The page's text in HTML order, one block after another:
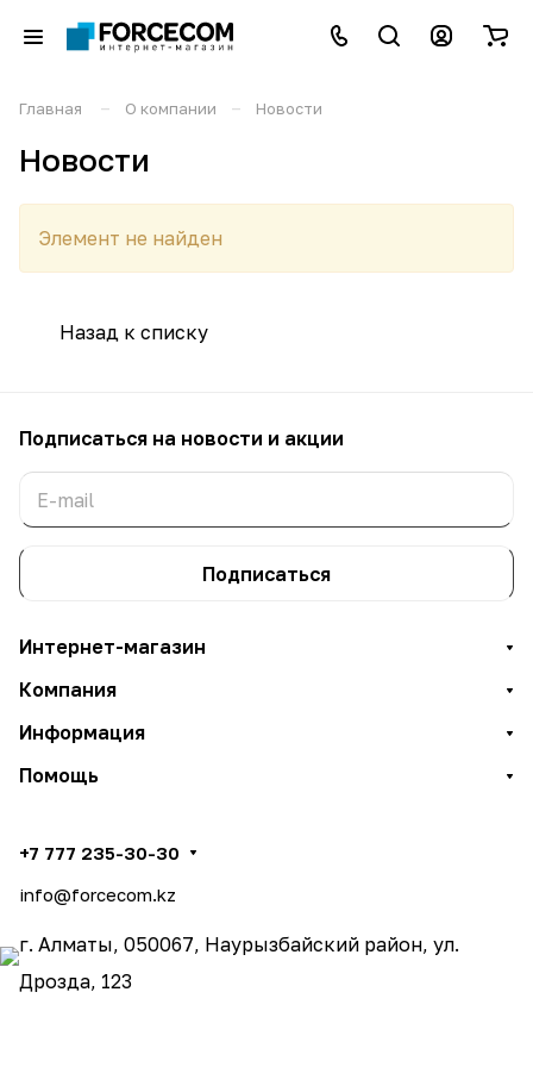
Главная – О компании – Новости
Новости
Элемент не найден
Назад к списку
Подписаться на новости и акции
Подписаться
Интернет-магазин
Компания
Информация
Помощь
+7 777 235-30-30
info@forcecom.kz
г. Алматы, 050067, Наурызбайский район, ул.
Дрозда, 123